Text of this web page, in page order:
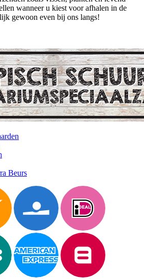
wanneer u kiest voor afhalen in de
gewoon even bij ons langs!
Beurs